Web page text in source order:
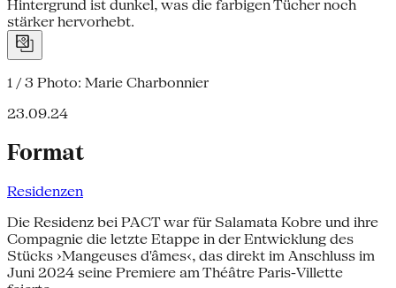
1 / 3 Photo: Marie Charbonnier
23.09.24
Format
Residenzen
Die Residenz bei PACT war für Salamata Kobre und ihre
Compagnie die letzte Etappe in der Entwicklung des
Stücks ›Mangeuses d'âmes‹, das direkt im Anschluss im
Juni 2024 seine Premiere am Théâtre Paris-Villette